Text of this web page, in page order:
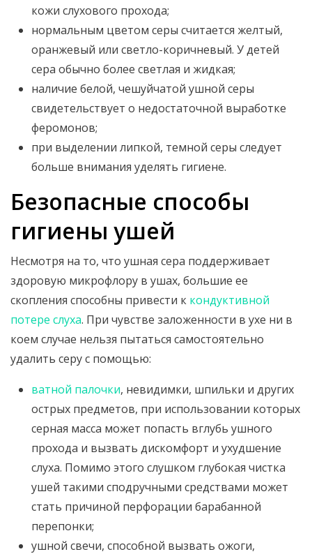
кожи слухового прохода;
нормальным цветом серы считается желтый,
оранжевый или светло-коричневый. У детей
сера обычно более светлая и жидкая;
наличие белой, чешуйчатой ушной серы
свидетельствует о недостаточной выработке
феромонов;
при выделении липкой, темной серы следует
больше внимания уделять гигиене.
Безопасные способы
гигиены ушей
Несмотря на то, что ушная сера поддерживает
здоровую микрофлору в ушах, большие ее
скопления способны привести к кондуктивной
потере слуха. При чувстве заложенности в ухе ни в
коем случае нельзя пытаться самостоятельно
удалить серу с помощью:
ватной палочки, невидимки, шпильки и других
острых предметов, при использовании которых
серная масса может попасть вглубь ушного
прохода и вызвать дискомфорт и ухудшение
слуха. Помимо этого слушком глубокая чистка
ушей такими сподручными средствами может
стать причиной перфорации барабанной
перепонки;
ушной свечи, способной вызвать ожоги,